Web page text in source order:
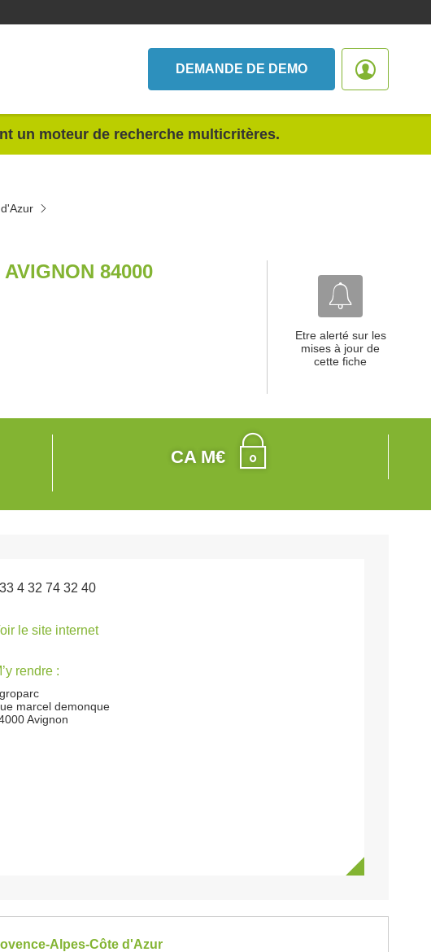
DEMANDE DE DEMO
un moteur de recherche multicritères.
84000
Etre alerté sur les
mises à jour de
cette fiche
CA M€
4 32 74 32 40
le site internet
rendre :
marcel demonque
Avignon
Alpes-Côte d'Azur